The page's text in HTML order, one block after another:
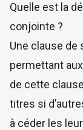
Quelle est la
conjointe ?
Une clause
permettant
de cette
titres si
à céder les